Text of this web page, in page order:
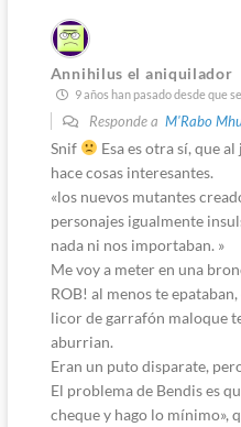
Annihilus el aniquilador
9 años han pasado desde que
Responde a M'Rabo
Snif
Esa es otra sí, que
hace cosas interesantes.
«los nuevos mutantes
personajes igualmente
nada ni nos importaban. »
Me voy a meter en una
ROB! al menos te
licor de garrafón maloque
aburrian.
Eran un puto disparate,
El problema de Bendis es
cheque y hago lo mínimo»,